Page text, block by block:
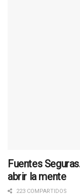
Fuentes
abrir la mente
223 COMPARTIDOS